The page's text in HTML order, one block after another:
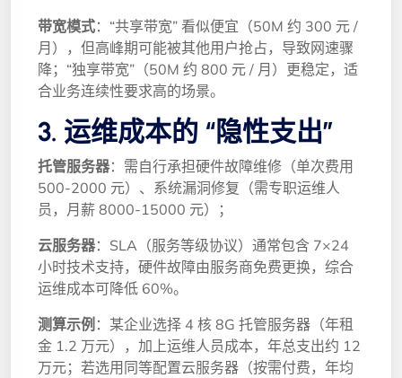
带宽模式：“共享带宽” 看似便宜（50M 约 300 元 /
月），但高峰期可能被其他用户抢占，导致网速骤
降；“独享带宽”（50M 约 800 元 / 月）更稳定，适
合业务连续性要求高的场景。
3. 运维成本的 “隐性支出”
托管服务器：需自行承担硬件故障维修（单次费用
500-2000 元）、系统漏洞修复（需专职运维人
员，月薪 8000-15000 元）；
云服务器：SLA（服务等级协议）通常包含 7×24
小时技术支持，硬件故障由服务商免费更换，综合
运维成本可降低 60%。
测算示例 ：某企业选择 4 核 8G 托管服务器（年租
金 1.2 万元），加上运维人员成本，年总支出约 12
万元；若选用同等配置云服务器（按需付费，年均